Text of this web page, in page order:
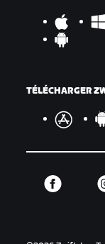
TÉLÉCHARGER